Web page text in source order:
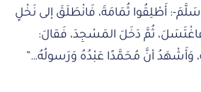
: أَطْلِقُوا ثُمَامَةَ، فَانْطَلَقَ إلى نَخْلٍ
ثُمَّ دَخَلَ المَسْجِدَ، فَقالَ:
وَأَشْهَدُ أنَّ مُحَمَّدًا عَبْدُهُ وَرَسولُهُ…”